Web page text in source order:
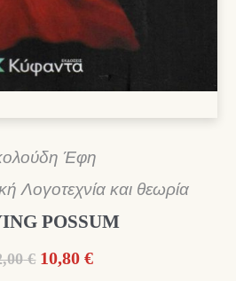
Έφη
Λογοτεχνία και θεωρία
POSSUM
€ Original
10,80 €Η